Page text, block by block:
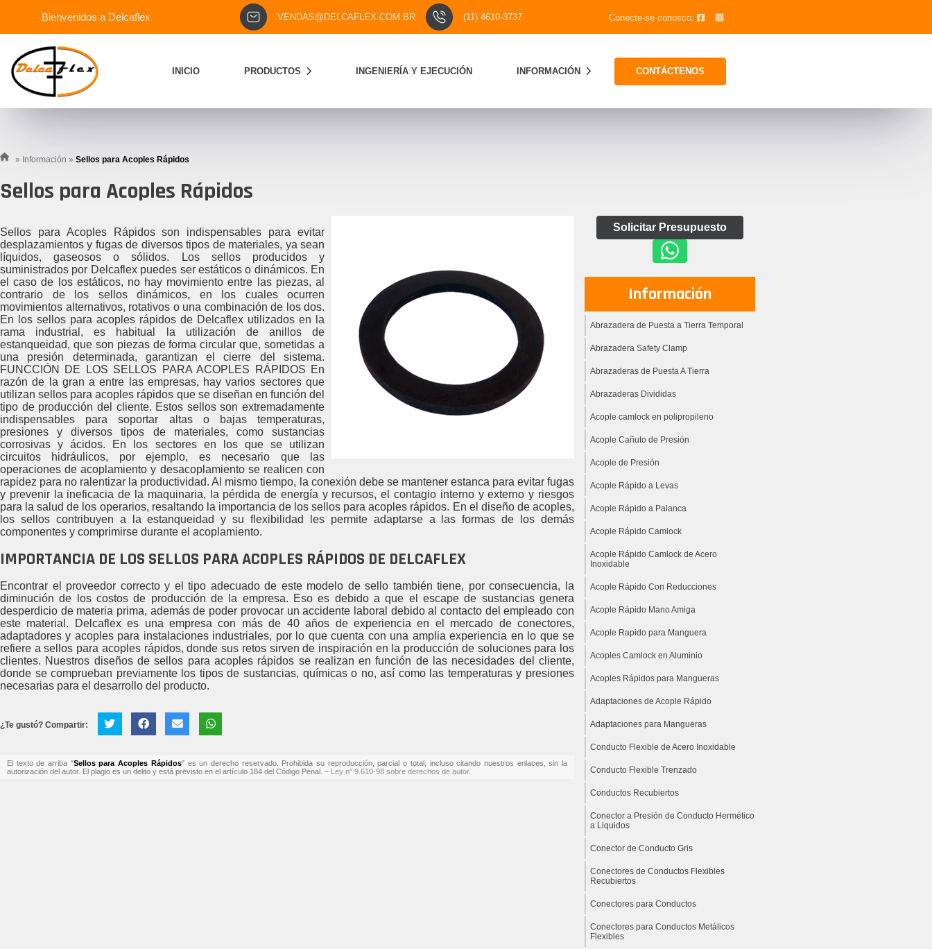
Bienvenidos a Delcaflex VENDAS@DELCAFLEX.COM.BR (11) 4610-3737 Conecte-se conosco:
INICIO PRODUCTOS INGENIERÍA Y EJECUCIÓN INFORMACIÓN CONTÁCTENOS
» Información » Sellos para Acoples Rápidos
Sellos para Acoples Rápidos
Sellos para Acoples Rápidos son indispensables para evitar
desplazamientos y fugas de diversos tipos de materiales, ya sean
líquidos, gaseosos o sólidos. Los sellos producidos y
suministrados por Delcaflex puedes ser estáticos o dinámicos. En
el caso de los estáticos, no hay movimiento entre las piezas, al
contrario de los sellos dinámicos, en los cuales ocurren
movimientos alternativos, rotativos o una combinación de los dos.
En los sellos para acoples rápidos de Delcaflex utilizados en la
rama industrial, es habitual la utilización de anillos de
estanqueidad, que son piezas de forma circular que, sometidas a
una presión determinada, garantizan el cierre del sistema.
FUNCCIÓN DE LOS SELLOS PARA ACOPLES RÁPIDOS En
razón de la gran a entre las empresas, hay varios sectores que
utilizan sellos para acoples rápidos que se diseñan en función del
tipo de producción del cliente. Estos sellos son extremadamente
indispensables para soportar altas o bajas temperaturas,
presiones y diversos tipos de materiales, como sustancias
corrosivas y ácidos. En los sectores en los que se utilizan
circuitos hidráulicos, por ejemplo, es necesario que las
operaciones de acoplamiento y desacoplamiento se realicen con
rapidez para no ralentizar la productividad. Al mismo tiempo, la conexión debe se mantener estanca para evitar fugas
y prevenir la ineficacia de la maquinaria, la pérdida de energía y recursos, el contagio interno y externo y riesgos
para la salud de los operarios, resaltando la importancia de los sellos para acoples rápidos. En el diseño de acoples,
los sellos contribuyen a la estanqueidad y su flexibilidad les permite adaptarse a las formas de los demás
componentes y comprimirse durante el acoplamiento.
IMPORTANCIA DE LOS SELLOS PARA ACOPLES RÁPIDOS DE DELCAFLEX
Encontrar el proveedor correcto y el tipo adecuado de este modelo de sello también tiene, por consecuencia, la
diminución de los costos de producción de la empresa. Eso es debido a que el escape de sustancias genera
desperdicio de materia prima, además de poder provocar un accidente laboral debido al contacto del empleado con
este material. Delcaflex es una empresa con más de 40 años de experiencia en el mercado de conectores,
adaptadores y acoples para instalaciones industriales, por lo que cuenta con una amplia experiencia en lo que se
refiere a sellos para acoples rápidos, donde sus retos sirven de inspiración en la producción de soluciones para los
clientes. Nuestros diseños de sellos para acoples rápidos se realizan en función de las necesidades del cliente,
donde se comprueban previamente los tipos de sustancias, químicas o no, así como las temperaturas y presiones
necesarias para el desarrollo del producto.
¿Te gustó? Compartir:
El texto de arriba "Sellos para Acoples Rápidos" es un derecho reservado. Prohibida su reproducción, parcial o total, incluso citando nuestros enlaces, sin la
autorización del autor. El plagio es un delito y está previsto en el artículo 184 del Código Penal. – Ley n° 9.610-98 sobre derechos de autor.
Solicitar Presupuesto
Información
Abrazadera de Puesta a Tierra Temporal
Abrazadera Safety Clamp
Abrazaderas de Puesta A Tierra
Abrazaderas Divididas
Acople camlock en polipropileno
Acople Cañuto de Presión
Acople de Presión
Acople Rápido a Levas
Acople Rápido a Palanca
Acople Rápido Camlock
Acople Rápido Camlock de Acero
Inoxidable
Acople Rápido Con Reducciones
Acople Rápido Mano Amiga
Acople Rapido para Manguera
Acoples Camlock en Aluminio
Acoples Rápidos para Mangueras
Adaptaciones de Acople Rápido
Adaptaciones para Mangueras
Conducto Flexible de Acero Inoxidable
Conducto Flexible Trenzado
Conductos Recubiertos
Conector a Presión de Conducto Hermético
a Liquidos
Conector de Conducto Gris
Conectores de Conductos Flexibles
Recubiertos
Conectores para Conductos
Conectores para Conductos Metálicos
Flexibles